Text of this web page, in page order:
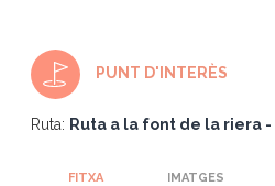
PUNT D'INTERÈS
Ruta: Ruta a la font de la riera -
FITXA IMATGES